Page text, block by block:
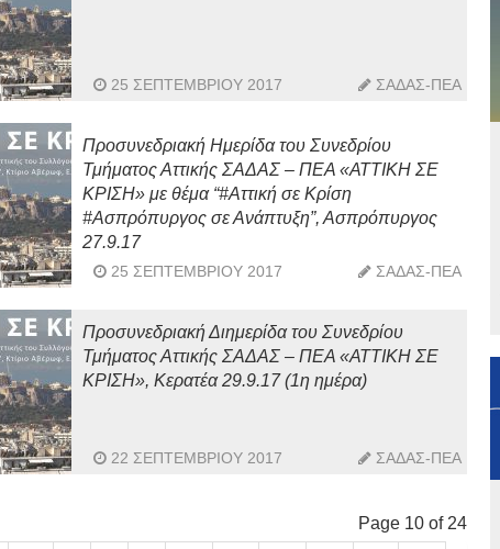
25 ΣΕΠΤΕΜΒΡΊΟΥ 2017 ΣΑΔΑΣ-ΠΕΑ
Προσυνεδριακή Ημερίδα του Συνεδρίου
Τμήματος Αττικής ΣΑΔΑΣ – ΠΕΑ «ΑΤΤΙΚΗ ΣΕ
ΚΡΙΣΗ» με θέμα “#Αττική σε Κρίση
#Ασπρόπυργος σε Ανάπτυξη”, Ασπρόπυργος
27.9.17
25 ΣΕΠΤΕΜΒΡΊΟΥ 2017 ΣΑΔΑΣ-ΠΕΑ
Προσυνεδριακή Διημερίδα του Συνεδρίου
Τμήματος Αττικής ΣΑΔΑΣ – ΠΕΑ «ΑΤΤΙΚΗ ΣΕ
ΚΡΙΣΗ», Κερατέα 29.9.17 (1η ημέρα)
22 ΣΕΠΤΕΜΒΡΊΟΥ 2017 ΣΑΔΑΣ-ΠΕΑ
Page 10 of 24